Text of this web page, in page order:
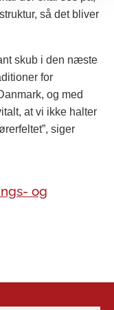
så det bliver
skub i den næste
for
og med
at vi ikke halter
siger
og